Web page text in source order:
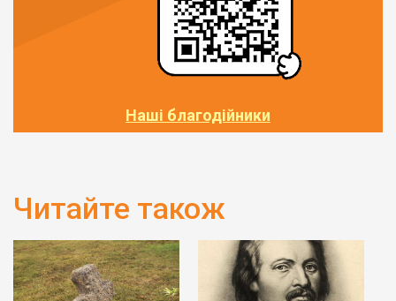
Наші благодійники
Читайте також